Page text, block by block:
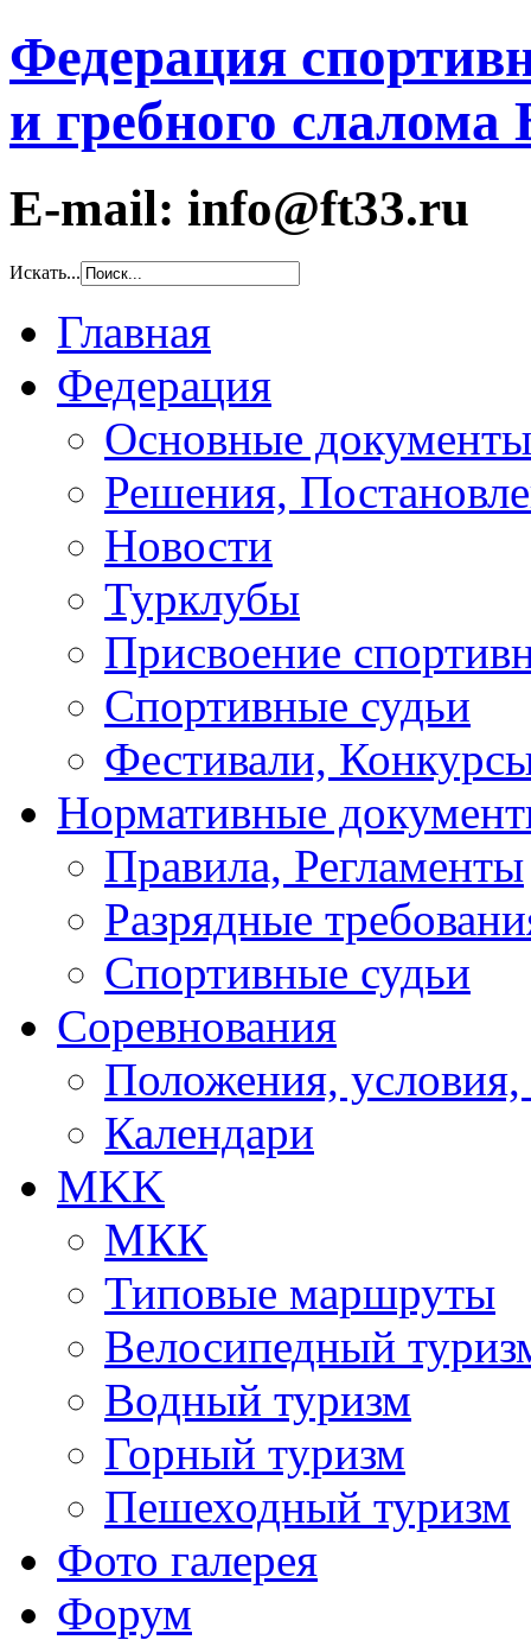
Федерация
и гребного
E-mail: info@ft33.ru
Искать...
Главная
Федерация
Основные документы
Решения,
Новости
Турклубы
Присвоение
Спортивные судьи
Фестивали,
Нормативные
Правила, Регламенты
Разрядные
Спортивные судьи
Соревнования
Положения, условия,
Календари
MKK
МКК
Типовые маршруты
Велосипедный
Водный туризм
Горный туризм
Пешеходный туризм
Фото галерея
Форум